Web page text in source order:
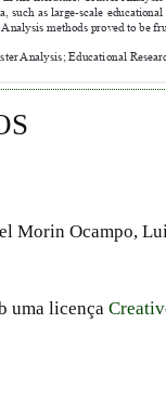
Morin Ocampo,
uma licença